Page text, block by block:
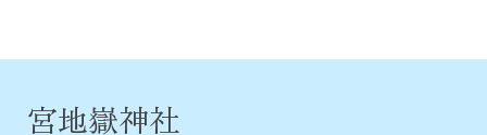
宮地嶽神社